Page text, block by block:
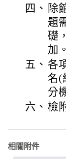
四、 除
題
礎
加。
五、 各
名(
分
六、 檢
相關附件